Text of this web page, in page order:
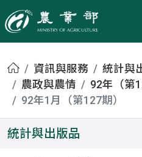
農業部
首頁資訊與服務 統計與
農政與農情
92年（第
92年1月（第127期）
統計與出版品